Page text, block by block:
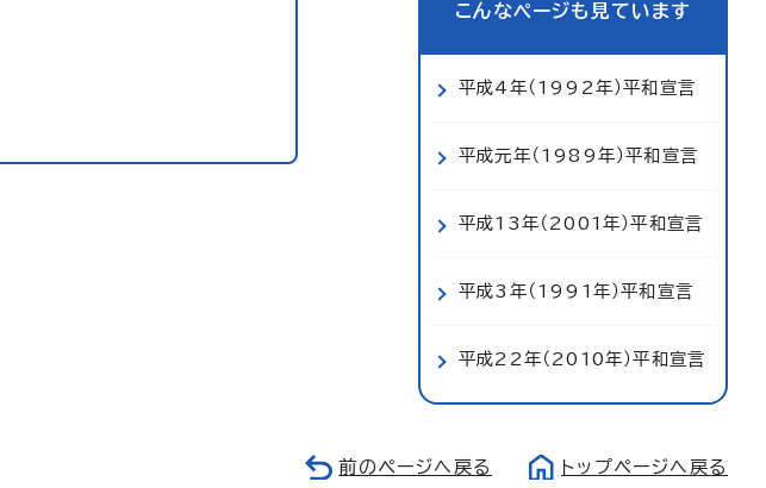
こんなページも見ています
平成4年（1992年）平和宣言
平成元年（1989年）平和宣言
平成13年（2001年）平和宣言
平成3年（1991年）平和宣言
平成22年（2010年）平和宣言
前のページへ戻る トップページへ戻る